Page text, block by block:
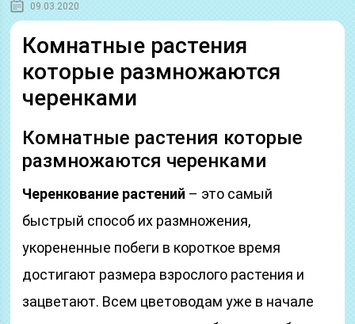
09.03.2020
Комнатные растения
которые размножаются
черенками
Комнатные растения которые
размножаются черенками
Черенкование растений – это самый
быстрый способ их размножения,
укорененные побеги в короткое время
достигают размера взрослого растения и
зацветают. Всем цветоводам уже в начале